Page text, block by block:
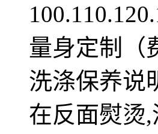
量身定制（
洗涤保养说
在反面熨烫